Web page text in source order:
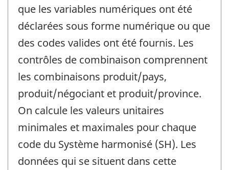
que les variables numériques ont été
déclarées sous forme numérique ou que
des codes valides ont été fournis. Les
contrôles de combinaison comprennent
les combinaisons produit/pays,
produit/négociant et produit/province.
On calcule les valeurs unitaires
minimales et maximales pour chaque
code du Système harmonisé (SH). Les
données qui se situent dans cette